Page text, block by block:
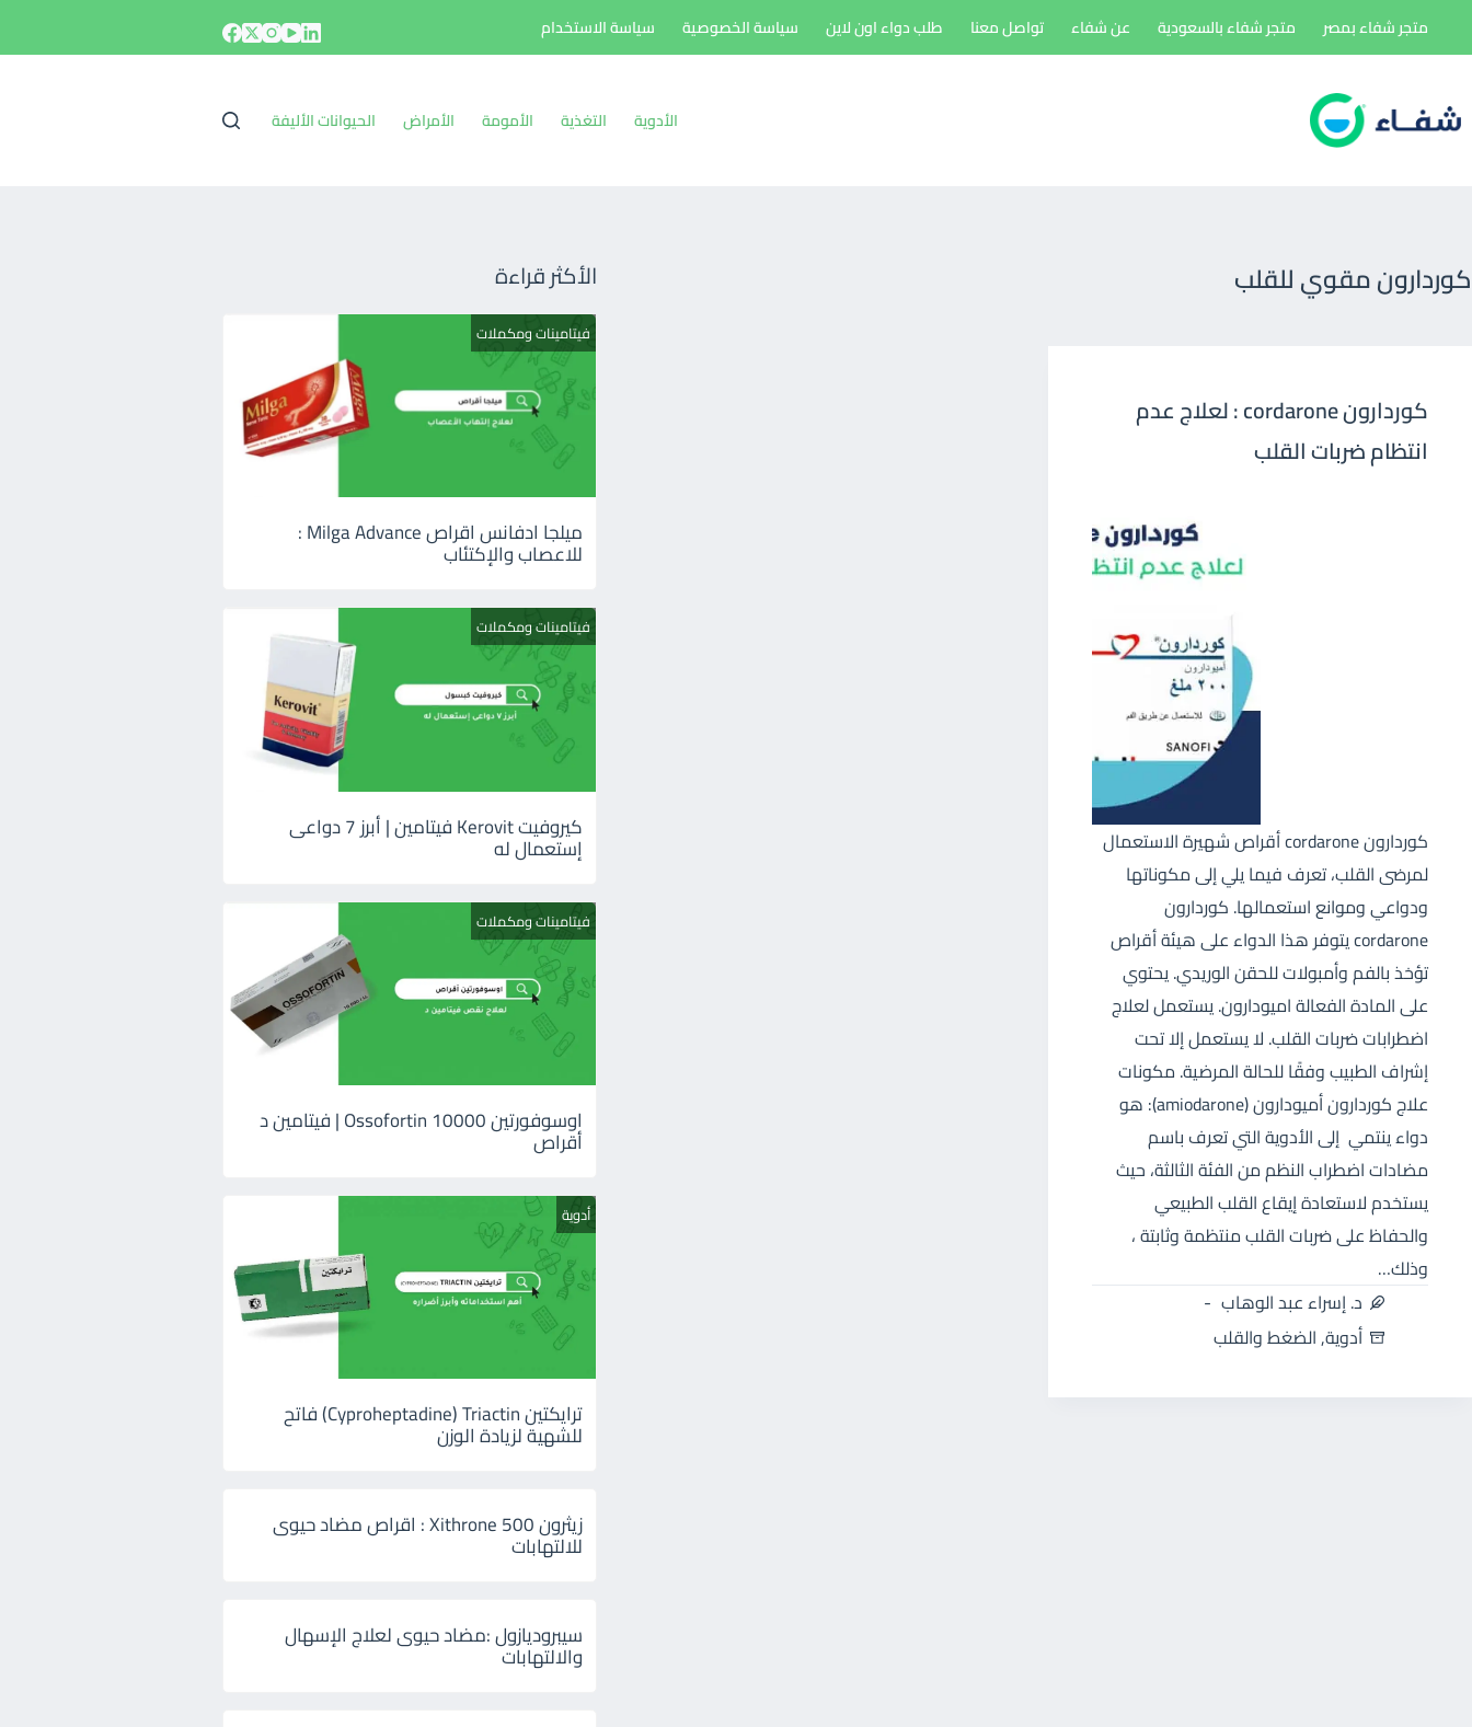
إلى
متجر شفاء بمصر متجر شفاء بالسعودية عن شفاء تواصل معنا طلب دواء اون لاين سياسة الخصوصية سياسة الاستخدام
الأدوية التغذية الأمومة الأمراض الحيوانات الأليفة
كوردارون مقوي للقلب
كوردارون cordarone : لعلاج عدم
انتظام ضربات القلب
كوردارون cordarone أقراص شهيرة الاستعمال
لمرضى القلب، تعرف فيما يلي إلى مكوناتها
ودواعي وموانع استعمالها. كوردارون
cordarone يتوفر هذا الدواء على هيئة أقراص
تؤخذ بالفم وأمبولات للحقن الوريدي. يحتوي
على المادة الفعالة اميودارون. يستعمل لعلاج
اضطرابات ضربات القلب. لا يستعمل إلا تحت
إشراف الطبيب وفقًا للحالة المرضية. مكونات
علاج كوردارون أميودارون (amiodarone): هو
دواء ينتمي إلى الأدوية التي تعرف باسم
مضادات اضطراب النظم من الفئة الثالثة، حيث
يستخدم لاستعادة إيقاع القلب الطبيعي
والحفاظ على ضربات القلب منتظمة وثابتة ،
وذلك…
د. إسراء عبد الوهاب
أدوية,الضغط والقلب
الأكثر قراءة
فيتامينات ومكملات
ميلجا ادفانس اقراص Milga Advance :
للاعصاب والإكتئاب
فيتامينات ومكملات
كيروفيت Kerovit فيتامين | أبرز 7 دواعى
إستعمال له
فيتامينات ومكملات
اوسوفورتين 10000 Ossofortin | فيتامين د
أقراص
أدوية
ترايكتين Cyproheptadine) Triactin) فاتح
للشهية لزيادة الوزن
زيثرون 500 Xithrone : اقراص مضاد حيوى
للالتهابات
سيبروديازول :مضاد حيوى لعلاج الإسهال
والالتهابات